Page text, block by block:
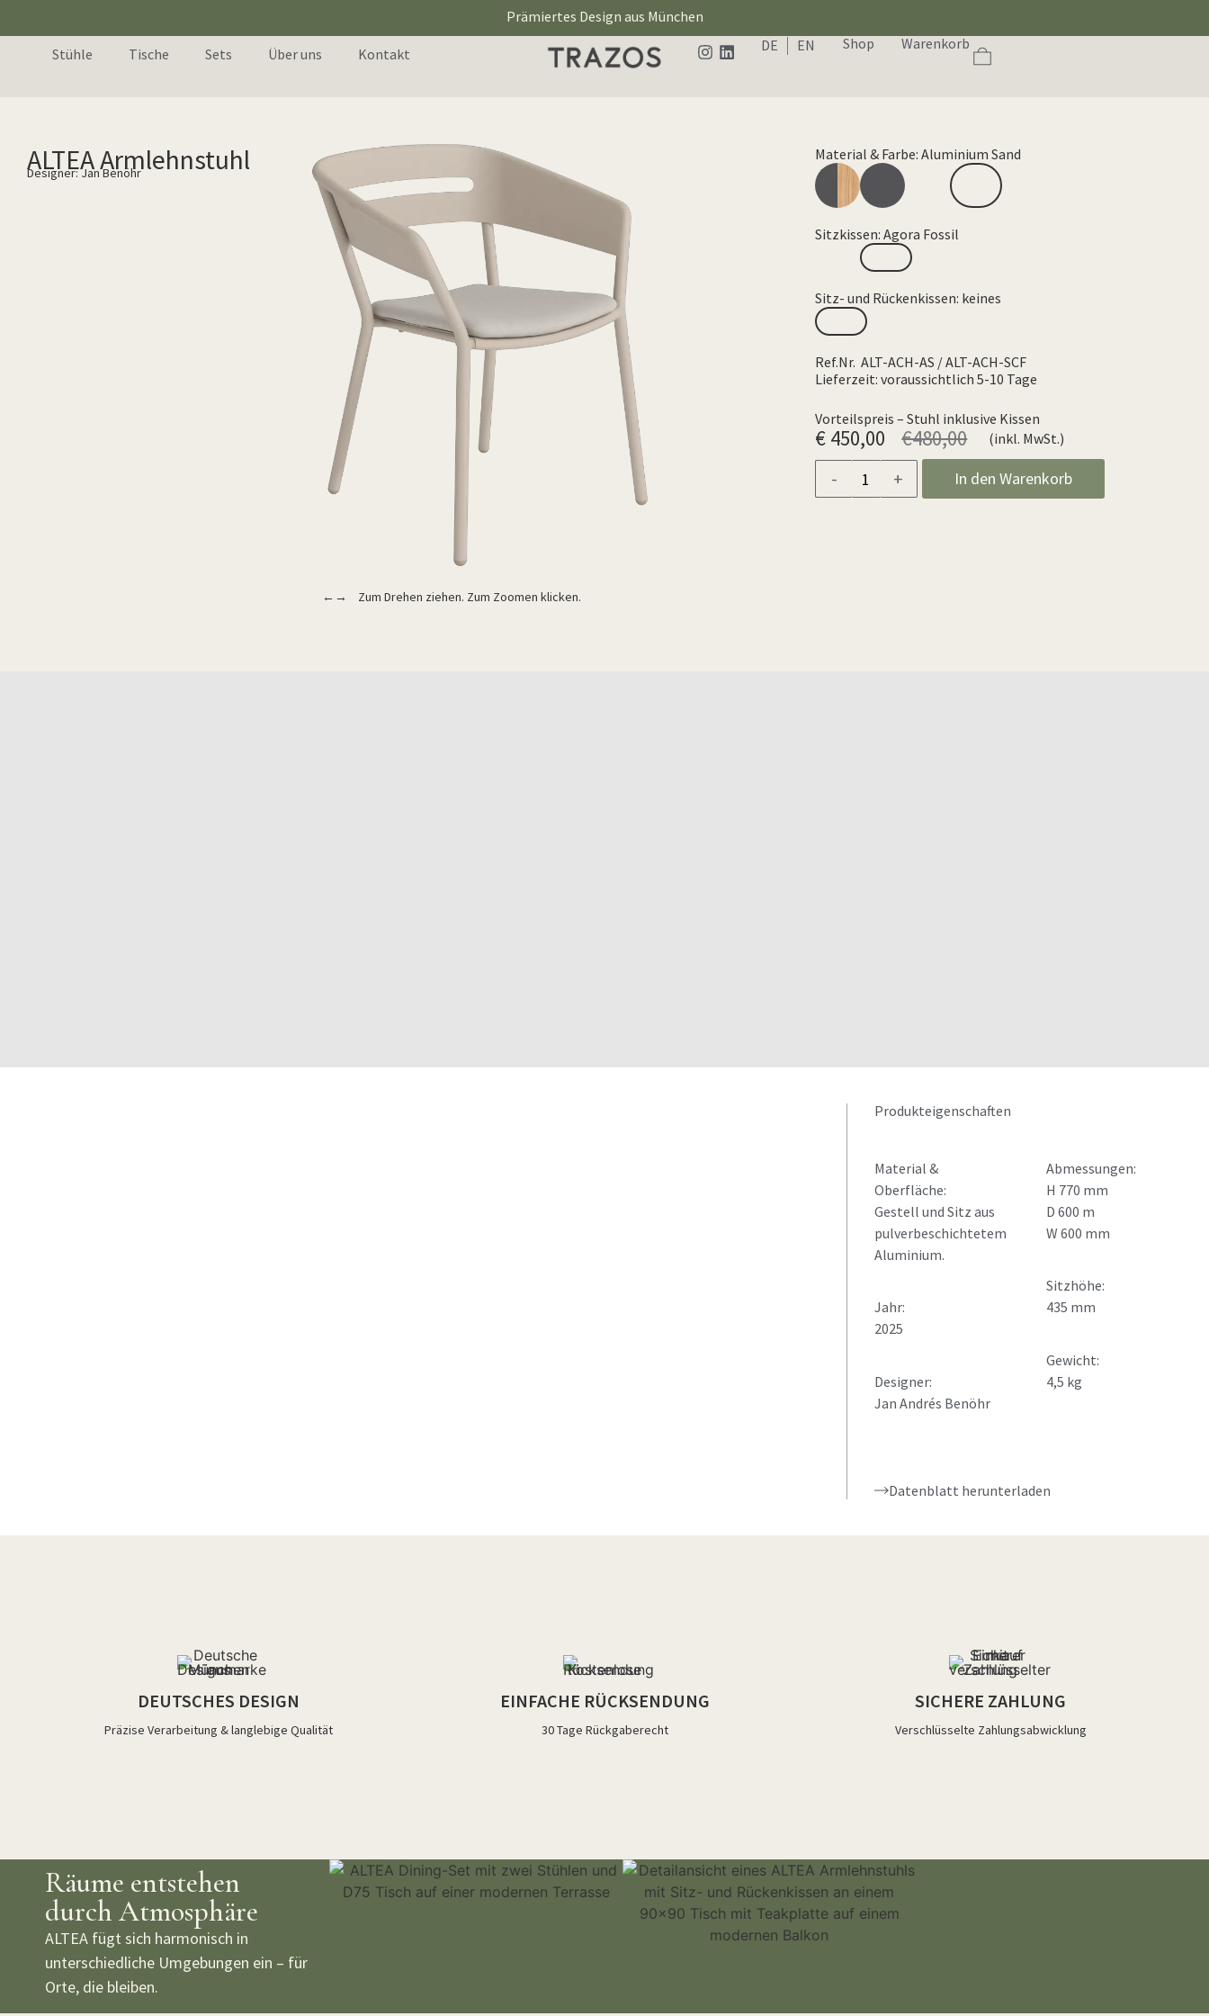
Prämiertes Design aus München
Stühle Tische Sets Über uns Kontakt DE EN Shop Warenkorb
ALTEA Armlehnstuhl
Designer: Jan Benöhr
←→ Zum Drehen ziehen. Zum Zoomen klicken.
Material & Farbe: Aluminium Sand
Sitzkissen: Agora Fossil
Sitz- und Rückenkissen: keines
Ref.Nr. ALT-ACH-AS / ALT-ACH-SCF
Lieferzeit: voraussichtlich 5-10 Tage
Vorteilspreis – Stuhl inklusive Kissen
€ 450,00 €480,00 (inkl. MwSt.)
- + In den Warenkorb
Produkteigenschaften
Material &
Oberfläche:
Gestell und Sitz aus
pulverbeschichtetem
Aluminium.
Jahr:
2025
Designer:
Jan Andrés Benöhr
Abmessungen:
H 770 mm
D 600 m
W 600 mm
Sitzhöhe:
435 mm
Gewicht:
4,5 kg
Datenblatt herunterladen
DEUTSCHES DESIGN
Präzise Verarbeitung & langlebige Qualität
EINFACHE RÜCKSENDUNG
30 Tage Rückgaberecht
SICHERE ZAHLUNG
Verschlüsselte Zahlungsabwicklung
Räume entstehen
durch Atmosphäre
ALTEA fügt sich harmonisch in
unterschiedliche Umgebungen ein – für
Orte, die bleiben.